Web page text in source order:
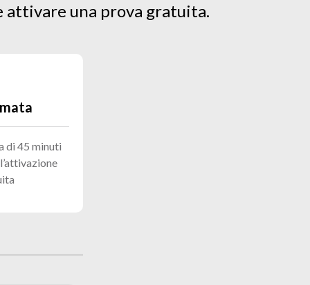
attivare una prova gratuita.
di 45 minuti